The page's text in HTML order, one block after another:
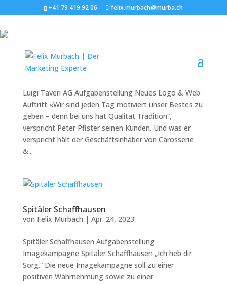
+41 79 419 92 06 felix.murbach@murba.ch
Luigi Taveri AG
vonFelix Murbach|
Luigi Taveri AG Aufgabenstellung Neues Logo & Web-
Auftritt «Wir sind jeden Tag motiviert unser Bestes zu
geben – denn bei uns hat Qualität Tradition“,
verspricht Peter Pfister seinen Kunden. Und was er
verspricht hält der Geschäftsinhaber von Carosserie
&...
Spitäler Schaffhausen
von Felix Murbach | Apr. 24, 2023
Spitäler Schaffhausen Aufgabenstellung
Imagekampagne Spitäler Schaffhausen „Ich heb dir
Sorg.“ Die neue Imagekampagne soll zu einer
positiven Wahrnehmung sowie zu einer